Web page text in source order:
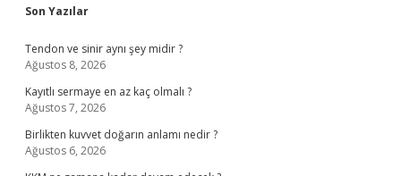
Sidebar
Son Yazılar
Tendon ve sinir aynı şey midir ?
Ağustos 8, 2026
Kayıtlı sermaye en az kaç olmalı ?
Ağustos 7, 2026
Birlikten kuvvet doğarın anlamı nedir ?
Ağustos 6, 2026